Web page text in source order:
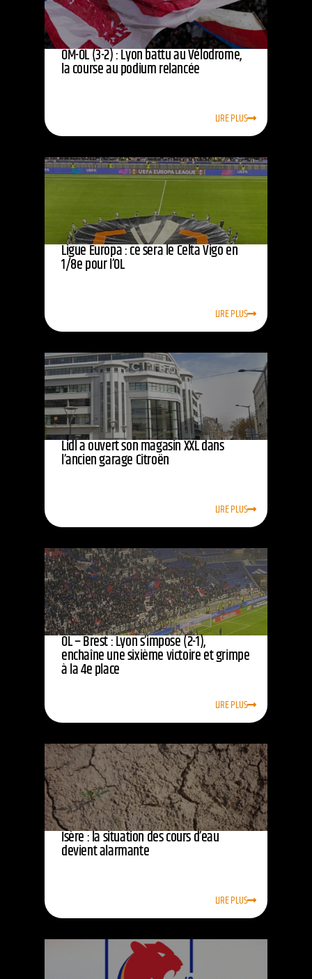
OM-OL (3-2) : Lyon battu au Vélodrome,
la course au podium relancée
LIRE PLUS
Ligue Europa : ce sera le Celta Vigo en
1/8e pour l’OL
LIRE PLUS
Lidl a ouvert son magasin XXL dans
l’ancien garage Citroën
LIRE PLUS
OL – Brest : Lyon s’impose (2-1),
enchaîne une sixième victoire et grimpe
à la 4e place
LIRE PLUS
Isère : la situation des cours d’eau
devient alarmante
LIRE PLUS